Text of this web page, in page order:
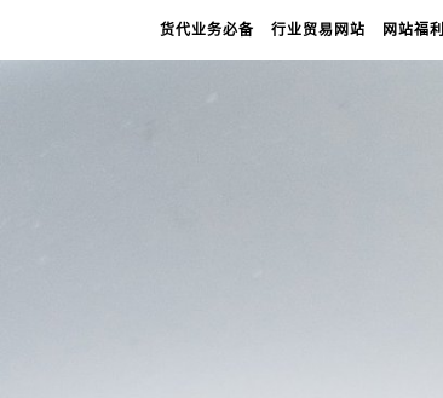
货代业务必备 行业贸易网站 网站福利